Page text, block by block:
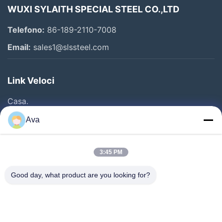
WUXI SYLAITH SPECIAL STEEL CO.,LTD
Telefono: 86-189-2110-7008
Email: sales1@slssteel.com
Link Veloci
Casa.
Prodotti
Video
Visita Alla Fabbrica
Ava
3:45 PM
Good day, what product are you looking for?